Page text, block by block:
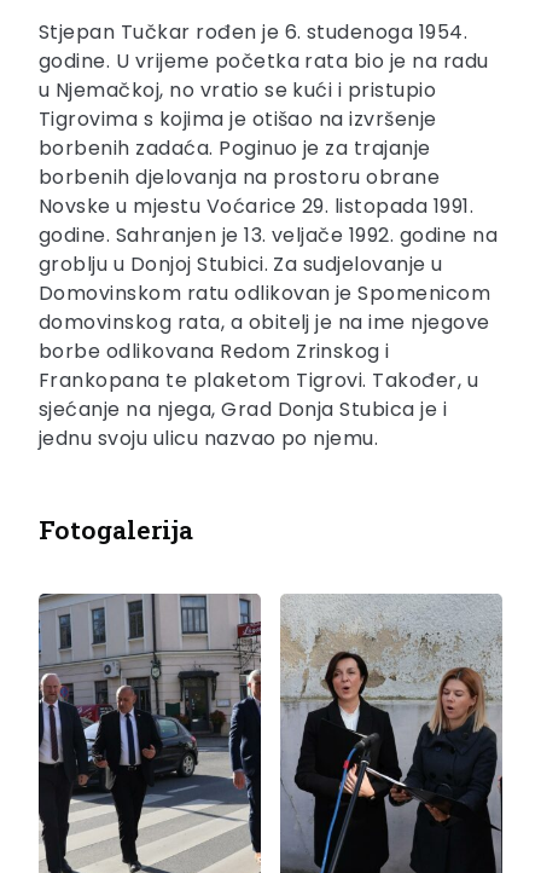
Stjepan Tučkar rođen je 6. studenoga 1954.
godine. U vrijeme početka rata bio je na radu
u Njemačkoj, no vratio se kući i pristupio
Tigrovima s kojima je otišao na izvršenje
borbenih zadaća. Poginuo je za trajanje
borbenih djelovanja na prostoru obrane
Novske u mjestu Voćarice 29. listopada 1991.
godine. Sahranjen je 13. veljače 1992. godine na
groblju u Donjoj Stubici. Za sudjelovanje u
Domovinskom ratu odlikovan je Spomenicom
domovinskog rata, a obitelj je na ime njegove
borbe odlikovana Redom Zrinskog i
Frankopana te plaketom Tigrovi. Također, u
sjećanje na njega, Grad Donja Stubica je i
jednu svoju ulicu nazvao po njemu.
Fotogalerija